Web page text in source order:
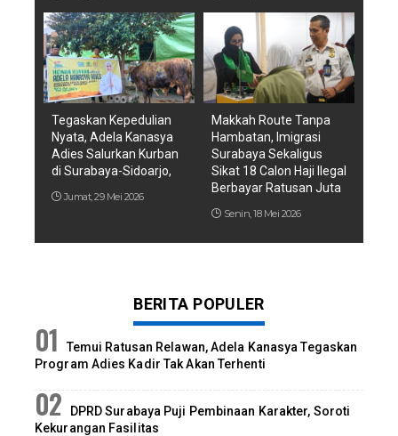
Tegaskan Kepedulian
Nyata, Adela Kanasya
Adies Salurkan Kurban
di Surabaya-Sidoarjo,
Jumat, 29 Mei 2026
Makkah Route Tanpa
Hambatan, Imigrasi
Surabaya Sekaligus
Sikat 18 Calon Haji Ilegal
Berbayar Ratusan Juta
Senin, 18 Mei 2026
BERITA POPULER
Temui Ratusan Relawan, Adela Kanasya Tegaskan
Program Adies Kadir Tak Akan Terhenti
DPRD Surabaya Puji Pembinaan Karakter, Soroti
Kekurangan Fasilitas